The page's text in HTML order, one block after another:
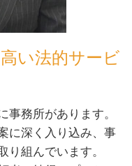
い法的サービ
事務所があります。
に深く入り込み、事
り組んでいます。